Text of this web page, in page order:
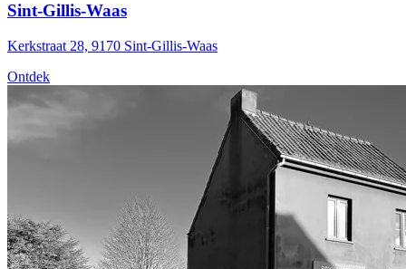
Sint-Gillis-Waas
Kerkstraat 28, 9170 Sint-Gillis-Waas
Ontdek